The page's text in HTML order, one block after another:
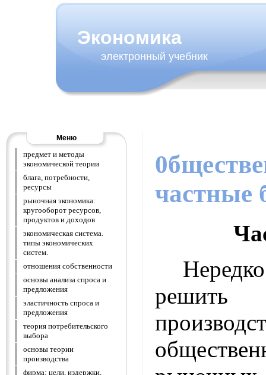
Экономика
электронный учебник
Меню
предмет и методы
экономической теории
блага, потребности,
ресурсы
рыночная экономика:
кругооборот ресурсов,
продуктов и доходов
экономическая система.
типы экономических
систем.
отношения собственности
основы анализа спроса и
предложения
эластичность спроса и
предложения
теория потребительского
выбора
основы теории
производства
фирма: цели, издержки,
частные